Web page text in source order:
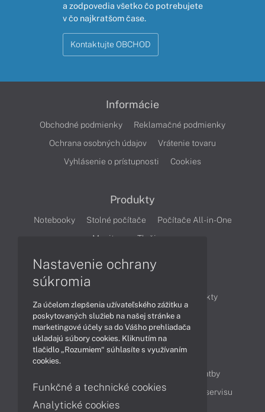
a zodpovedia všetko čo potrebujete
v čo najkratšom čase.
Kontaktujte OBCHOD
Informácie
Obchodné podmienky
Reklamačné podmienky
Ochrana osobných údajov
Vrátenie tovaru
Vyhlásenie o prístupnosti
Cookies
Produkty
Notebooky Stolné počítače
Počítače All-in-One
Monitory
Tlačiarne
Produkty
Technológie
Videá
Obsah
Možnosti doručenia a platby
Podpora a servis
Servisné služby Cenník servisu
Nastavenie ochrany
súkromia
Za účelom zlepšenia užívateľského zážitku a
poskytovaných služieb na našej stránke a
marketingové účely sa do Vášho prehliadača
ukladajú súbory cookies. Kliknutím na
tlačidlo „Rozumiem“ súhlasíte s využívaním
cookies.
Funkčné a technické cookies
Analytické cookies